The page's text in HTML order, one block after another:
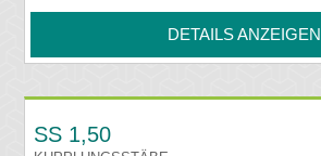
DETAILS ANZEIGEN
SS 1,50